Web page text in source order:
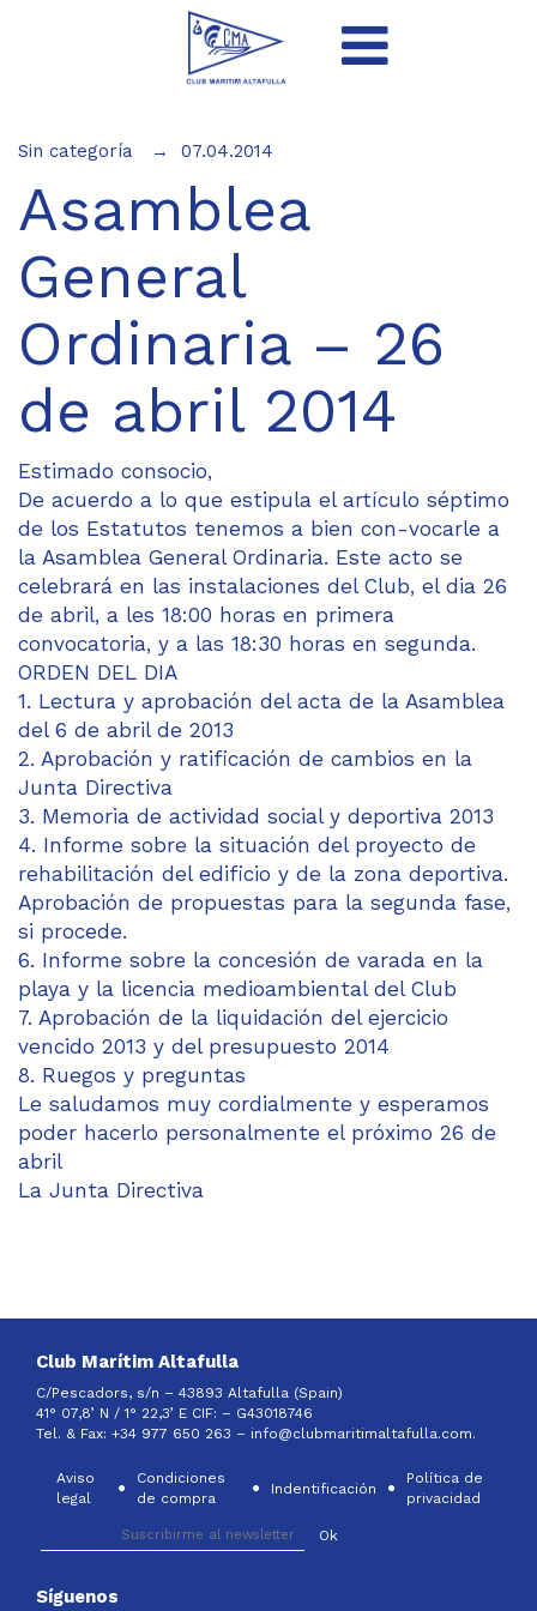
Sin categoría 07.04.2014
Asamblea
General
Ordinaria – 26
de abril 2014
Estimado consocio,
De acuerdo a lo que estipula el artículo séptimo
de los Estatutos tenemos a bien con-vocarle a
la Asamblea General Ordinaria. Este acto se
celebrará en las instalaciones del Club, el dia 26
de abril, a les 18:00 horas en primera
convocatoria, y a las 18:30 horas en segunda.
ORDEN DEL DIA
1. Lectura y aprobación del acta de la Asamblea
del 6 de abril de 2013
2. Aprobación y ratificación de cambios en la
Junta Directiva
3. Memoria de actividad social y deportiva 2013
4. Informe sobre la situación del proyecto de
rehabilitación del edificio y de la zona deportiva.
Aprobación de propuestas para la segunda fase,
si procede.
6. Informe sobre la concesión de varada en la
playa y la licencia medioambiental del Club
7. Aprobación de la liquidación del ejercicio
vencido 2013 y del presupuesto 2014
8. Ruegos y preguntas
Le saludamos muy cordialmente y esperamos
poder hacerlo personalmente el próximo 26 de
abril
La Junta Directiva
Club Marítim Altafulla
C/Pescadors, s/n – 43893 Altafulla (Spain)
41° 07,8’ N / 1° 22,3’ E CIF: – G43018746
Tel. & Fax: +34 977 650 263 – info@clubmaritimaltafulla.com.
Aviso
legal
Condiciones
de compra
Indentificación
Política de
privacidad
Síguenos